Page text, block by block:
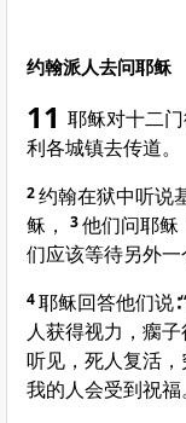
约翰派人去问耶稣
11 耶稣对十二
利各城镇去传道。
2约翰在狱中听说
稣，
3他们问耶稣
们应该等待另外一
4耶稣回答他们说
人获得视力，瘸
听见，死人复活，
我的人会受到祝福